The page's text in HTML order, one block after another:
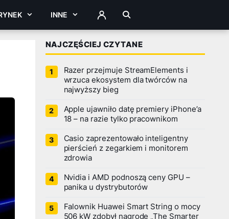
INNE ZALOGUJ
NAJCZĘŚCIEJ CZYTANE
Razer przejmuje StreamElements i
wrzuca ekosystem dla twórców na
najwyższy bieg
Apple ujawniło datę premiery iPhone’a
18 – na razie tylko pracownikom
Casio zaprezentowało inteligentny
pierścień z zegarkiem i monitorem
zdrowia
Nvidia i AMD podnoszą ceny GPU –
panika u dystrybutorów
Falownik Huawei Smart String o mocy
506 kW zdobył nagrodę „The Smarter